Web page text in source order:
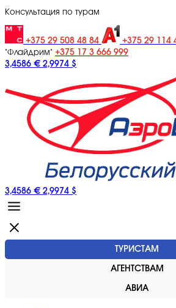
Консультация по турам
+375 29 508 48 84 +375 29 114
"Флайдрим" +375 17 3 666 999
3,4586 € 2,9974 $
3,4586 € 2,9974 $
ТУРИСТАМ
АГЕНТСТВАМ
АВИА